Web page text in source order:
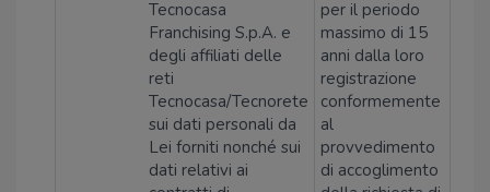
Tecnocasa
Franchising S.p.A. e
degli affiliati delle
reti
Tecnocasa/Tecnorete
sui dati personali da
Lei forniti nonché sui
dati relativi ai
per il periodo
massimo di 15
anni dalla loro
registrazione
conformemente
al
provvedimento
di accoglimento